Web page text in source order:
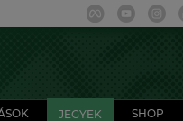
JEGYEK SHOP